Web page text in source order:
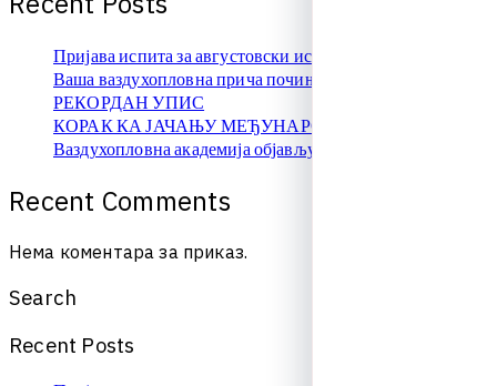
Пријава испита за августовски испитни рок
Ваша ваздухопловна прича почиње овде!
РЕКОРДАН УПИС
КОРАК КА ЈАЧАЊУ МЕЂУНАРОДНЕ САРАДЊЕ
Ваздухопловна академија објављује упис на � …
Recent Comments
Нема коментара за приказ.
Search
Recent Posts